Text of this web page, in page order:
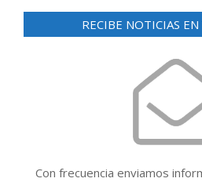
RECIBE NOTICIAS
Con frecuencia enviamos